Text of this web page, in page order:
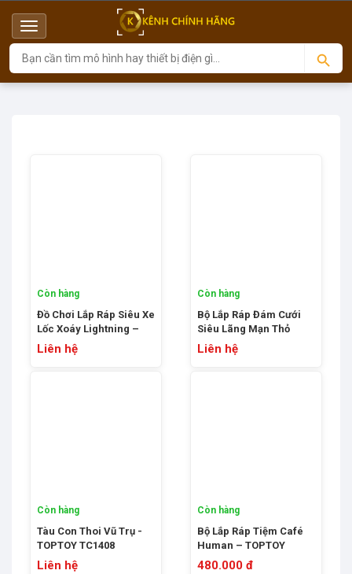
Menu
Top
Còn hàng
Đồ Chơi Lắp Ráp Siêu Xe
Lốc Xoáy Lightning –
TOPTOY 16009
Liên hệ
Còn hàng
Bộ Lắp Ráp Đám Cưới
Siêu Lãng Mạn Thỏ
Emma – TOPTOY
Liên hệ
Còn hàng
Tàu Con Thoi Vũ Trụ -
TOPTOY TC1408
Liên hệ
Còn hàng
Bộ Lắp Ráp Tiệm Café
Human – TOPTOY
TC2010
480.000 đ